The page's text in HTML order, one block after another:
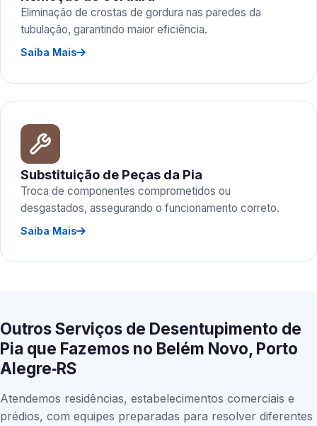
Eliminação de crostas de gordura nas paredes da
tubulação, garantindo maior eficiência.
Saiba Mais
Substituição de Peças da Pia
Troca de componentes comprometidos ou
desgastados, assegurando o funcionamento correto.
Saiba Mais
Outros Serviços de Desentupimento de
Pia que Fazemos no Belém Novo, Porto
Alegre‑RS
Atendemos residências, estabelecimentos comerciais e
prédios, com equipes preparadas para resolver diferentes